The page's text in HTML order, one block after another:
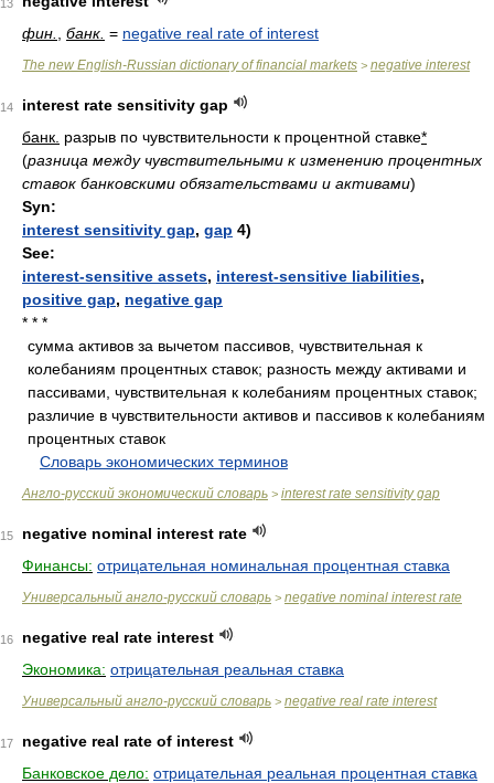
13
фин.
банк. = negative real rate of interest
The new English-Russian dictionary of financial markets > negative interest
14
interest rate sensitivity gap
банк. разрыв по чувствительности к процентной ставке*
(разница между чувствительными к изменению процентных
ставок банковскими обязательствами и активами)
Syn:
interest sensitivity gap, gap 4)
See:
interest-sensitive assets, interest-sensitive liabilities,
positive gap, negative gap
* * *
сумма активов за вычетом пассивов, чувствительная к
колебаниям процентных ставок; разность между активами и
пассивами, чувствительная к колебаниям процентных ставок;
различие в чувствительности активов и пассивов к колебаниям
процентных ставок
Словарь экономических терминов
Англо-русский экономический словарь > interest rate sensitivity gap
15
negative nominal interest rate
Финансы: отрицательная номинальная процентная ставка
Универсальный англо-русский словарь > negative nominal interest rate
16
negative real rate interest
Экономика: отрицательная реальная ставка
Универсальный англо-русский словарь > negative real rate interest
17
negative real rate of interest
Банковское дело: отрицательная реальная процентная ставка